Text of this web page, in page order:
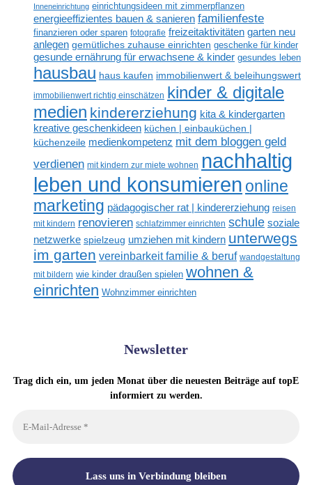
Inneneinrichtung einrichtungsideen mit zimmerpflanzen
energieeffizientes bauen & sanieren familienfeste
finanzieren oder sparen fotografie freizeitaktivitäten garten neu
anlegen gemütliches zuhause einrichten geschenke für kinder
gesunde ernährung für erwachsene & kinder gesundes leben
hausbau haus kaufen immobilienwert & beleihungswert
immobilienwert richtig einschätzen kinder & digitale
medien kindererziehung kita & kindergarten
kreative geschenkideen küchen | einbauküchen |
küchenzeile medienkompetenz mit dem bloggen geld
verdienen mit kindern zur miete wohnen nachhaltig
leben und konsumieren online
marketing pädagogischer rat | kindererziehung reisen
mit kindern renovieren schlafzimmer einrichten schule soziale
netzwerke spielzeug umziehen mit kindern unterwegs
im garten vereinbarkeit familie & beruf wandgestaltung
mit bildern wie kinder draußen spielen wohnen &
einrichten Wohnzimmer einrichten
Newsletter
Trag dich ein, um jeden Monat über die neuesten Beiträge auf topE
informiert zu werden.